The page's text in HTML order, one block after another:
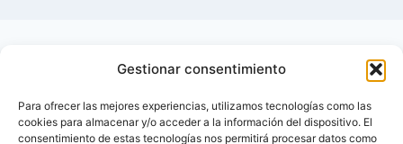
Gestionar consentimiento
Para ofrecer las mejores experiencias, utilizamos tecnologías como las
cookies para almacenar y/o acceder a la información del dispositivo. El
consentimiento de estas tecnologías nos permitirá procesar datos como